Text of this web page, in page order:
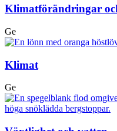
Klimatförändringar
Ge
Klimat
Ge